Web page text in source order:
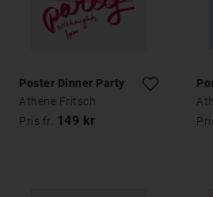
Poster Dinner Party
Athene Fritsch
Pris fr. 149 kr